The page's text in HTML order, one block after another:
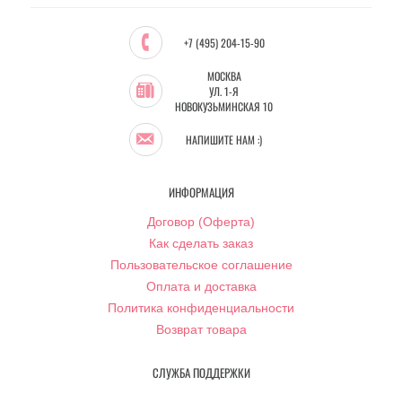
+7 (495) 204-15-90
МОСКВА
УЛ. 1-Я
НОВОКУЗЬМИНСКАЯ 10
НАПИШИТЕ НАМ :)
ИНФОРМАЦИЯ
Договор (Оферта)
Как сделать заказ
Пользовательское соглашение
Оплата и доставка
Политика конфиденциальности
Возврат товара
СЛУЖБА ПОДДЕРЖКИ